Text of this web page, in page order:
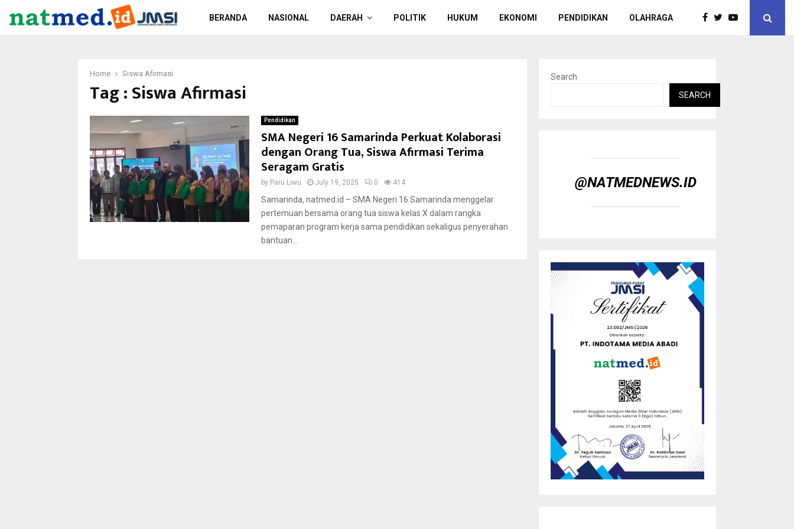
BERANDA NASIONAL DAERAH POLITIK HUKUM EKONOMI PENDIDIKAN OLAHRAGA
Home Siswa Afirmasi
Tag : Siswa Afirmasi
Pendidikan
SMA Negeri 16 Samarinda Perkuat Kolaborasi
dengan Orang Tua, Siswa Afirmasi Terima
Seragam Gratis
by Paru Liwu July 19, 2025 0 414
Samarinda, natmed.id – SMA Negeri 16 Samarinda menggelar
pertemuan bersama orang tua siswa kelas X dalam rangka
pemaparan program kerja sama pendidikan sekaligus penyerahan
bantuan...
Search
SEARCH
@NATMEDNEWS.ID